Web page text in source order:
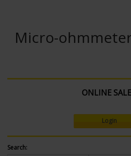
Micro-
ONLINE
Login
Search: